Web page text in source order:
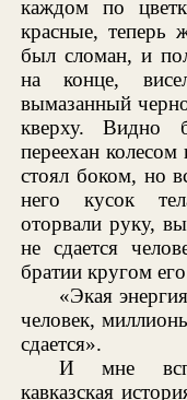
каждом по
красные, теперь
был сломан, и
на конце,
вымазанный
кверху. Видно
переехан
стоял боком, но
него кусок
оторвали руку,
не сдается
братии кругом
«Экая
человек,
сдается».
И мне
кавказская